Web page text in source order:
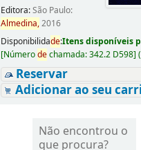
Editora:São Paulo:
Almedina,2016
Disponibilidade:Itens disponíveis
[Númerodechamada:342.2 D598]
Reservar
Adicionar ao seu
Não encontrou o
que procura?